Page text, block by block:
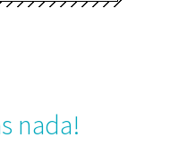
nada!